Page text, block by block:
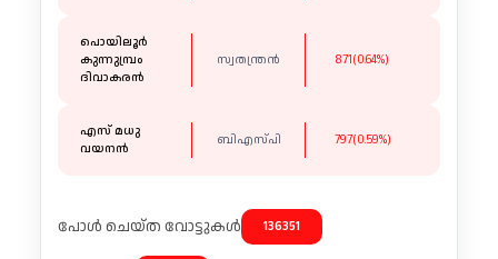
പൊയിലൂർ
കുന്നുമ്പ്രം
ദിവാകരൻ
സ്വതന്ത്രൻ 871(0.64%)
എസ് മധു
വയനൻ
ബിഎസ്പി 797(0.59%)
പോൾ ചെയ്ത വോട്ടുകൾ 136351